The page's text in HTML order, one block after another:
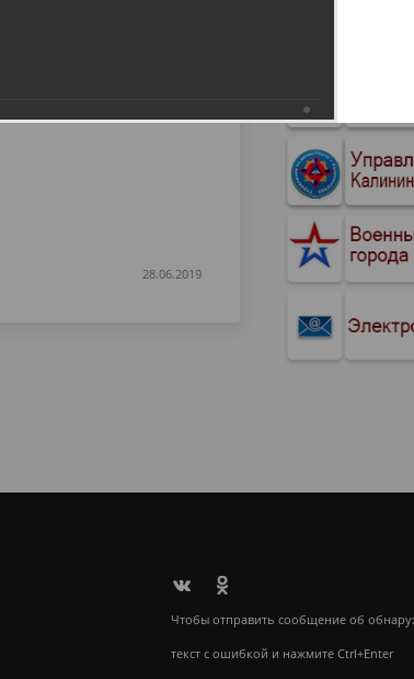
28.06.2019
Чтобы отправить сообщение об
текст с ошибкой и нажмите Ctrl+Enter